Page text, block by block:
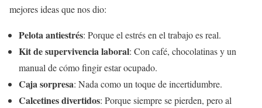
mejores ideas que nos dio:
Pelota antiestrés: Porque el estrés en el trabajo es real.
Kit de supervivencia laboral: Con café, chocolatinas y un
manual de cómo fingir estar ocupado.
Caja sorpresa: Nada como un toque de incertidumbre.
Calcetines divertidos: Porque siempre se pierden, pero al